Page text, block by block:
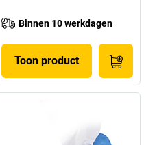
Binnen 10 werkdagen
Toon product